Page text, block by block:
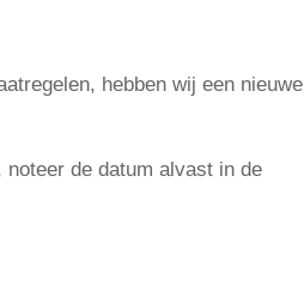
hebben wij een nieuwe
de datum alvast in de